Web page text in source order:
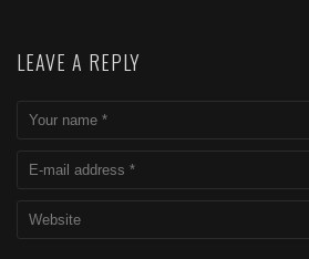
LEAVE A REPLY